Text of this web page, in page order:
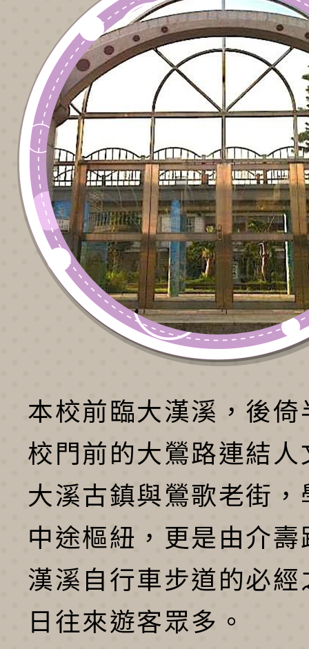
本校前臨大漢溪，後倚
校門前的大鶯路連結人
大溪古鎮與鶯歌老街，
中途樞紐，更是由介壽
漢溪自行車步道的必經
日往來遊客眾多。